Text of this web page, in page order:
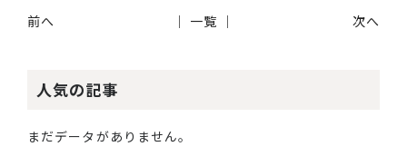
前へ 次へ
│ 一覧 │
人気の記事
まだデータがありません。